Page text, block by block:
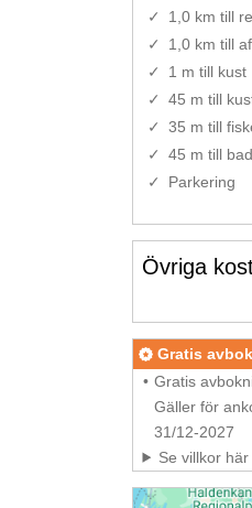
1,0 km till
1,0 km till
1 m till kust
45 m till
35 m till
45 m till
Parkering
Övriga
Gratis
Gratis
Gäller för
31/12-2027
Se villkor här